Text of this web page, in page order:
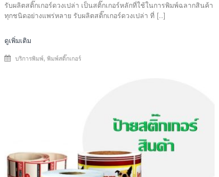
รับผลิตสติ๊กเกอร์ดวงเปล่า เป็นสติ๊กเกอร์หลักที่ใช้ในการพิมพ์ฉลากสินค้า
ทุกชนิดอย่างแพร่หลาย รับผลิตสติ๊กเกอร์ดวงเปล่า ที่ […]
ดูเพิ่มเติม
บริการพิมพ์, พิมพ์สติ๊กเกอร์